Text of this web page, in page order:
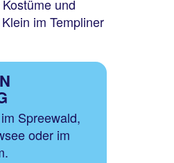
und
im Templiner
Spreewald,
oder im